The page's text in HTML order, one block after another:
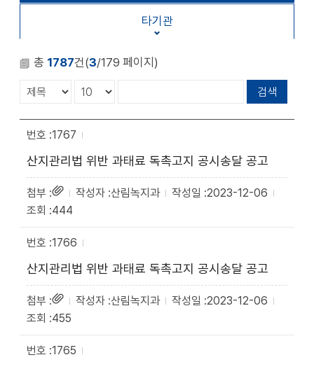
타기관
총 1787건(3/179 페이지)
1767
산지관리법 위반 과태료 독촉고지 공시송달 공고
산림녹지과
2023-12-06
444
1766
산지관리법 위반 과태료 독촉고지 공시송달 공고
산림녹지과
2023-12-06
455
1765